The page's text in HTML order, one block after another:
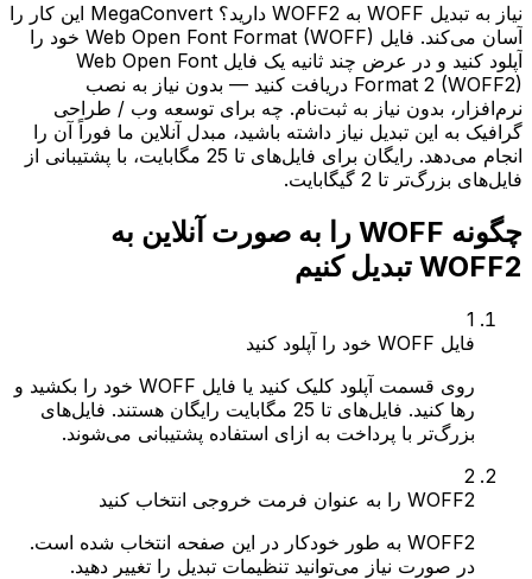
نیاز به تبدیل WOFF به WOFF2 دارید؟ MegaConvert این کار را
آسان می‌کند. فایل Web Open Font Format (WOFF) خود را
آپلود کنید و در عرض چند ثانیه یک فایل Web Open Font
Format 2 (WOFF2) دریافت کنید — بدون نیاز به نصب
نرم‌افزار، بدون نیاز به ثبت‌نام. چه برای توسعه وب / طراحی
گرافیک به این تبدیل نیاز داشته باشید، مبدل آنلاین ما فوراً آن را
انجام می‌دهد. رایگان برای فایل‌های تا 25 مگابایت، با پشتیبانی از
فایل‌های بزرگ‌تر تا 2 گیگابایت.
چگونه WOFF را به صورت آنلاین به
WOFF2 تبدیل کنیم
1
فایل WOFF خود را آپلود کنید
روی قسمت آپلود کلیک کنید یا فایل WOFF خود را بکشید و
رها کنید. فایل‌های تا 25 مگابایت رایگان هستند. فایل‌های
بزرگ‌تر با پرداخت به ازای استفاده پشتیبانی می‌شوند.
2
WOFF2 را به عنوان فرمت خروجی انتخاب کنید
WOFF2 به طور خودکار در این صفحه انتخاب شده است.
در صورت نیاز می‌توانید تنظیمات تبدیل را تغییر دهید.